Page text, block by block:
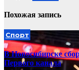
Похожая запись
Спорт
В Новосибирске
Первого канала